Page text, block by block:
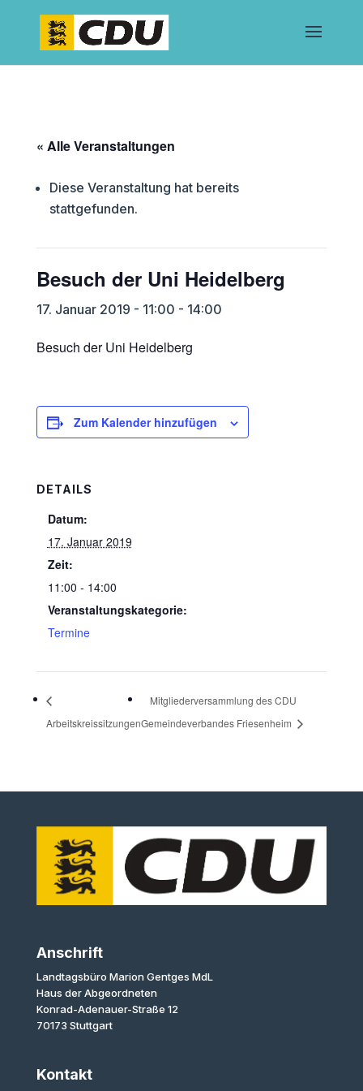
« Alle Veranstaltungen
Diese Veranstaltung hat bereits
stattgefunden.
Besuch der Uni Heidelberg
17. Januar 2019 - 11:00 - 14:00
Besuch der Uni Heidelberg
Zum Kalender hinzufügen
DETAILS
Datum:
17. Januar 2019
Zeit:
11:00 - 14:00
Veranstaltungskategorie:
Termine
Arbeitskreissitzungen
Mitgliederversammlung des CDU
Gemeindeverbandes Friesenheim
Anschrift
Landtagsbüro Marion Gentges MdL
Haus der Abgeordneten
Konrad-Adenauer-Straße 12
70173 Stuttgart
Kontakt